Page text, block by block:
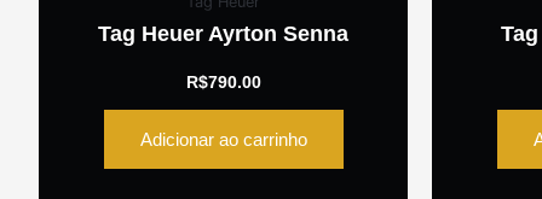
Tag Heuer Ayrton Senna
R$790.00
Adicionar ao carrinho